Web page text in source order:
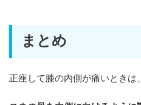
まとめ
正座して膝の内側が痛いときは、